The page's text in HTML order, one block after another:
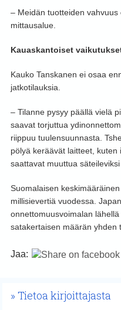
– Meidän tuotteiden
mittausalue.
Kauaskantoiset
Kauko Tanskanen ei osaa
jatkotilauksia.
– Tilanne pysyy päällä vielä
saavat torjuttua
riippuu tuulensuunnasta.
pölyä keräävät laitteet, kuten
saattavat muuttua säteileviksi
Suomalaisen
millisievertiä vuodessa.
onnettomuusvoimalan
satakertaisen määrän yhden
Jaa:
Tietoa kirjoittajasta